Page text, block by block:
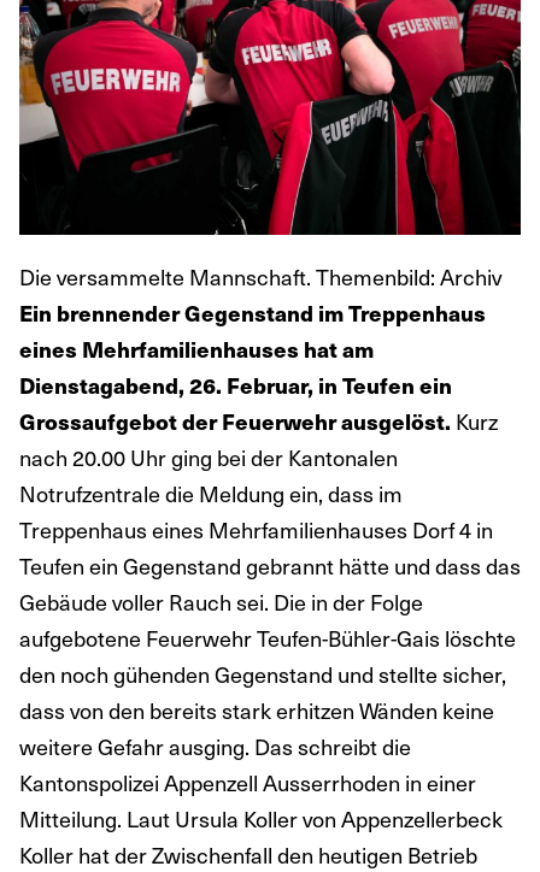
Die versammelte Mannschaft. Themenbild: Archiv
Ein brennender Gegenstand im Treppenhaus
eines Mehrfamilienhauses hat am
Dienstagabend, 26. Februar, in Teufen ein
Grossaufgebot der Feuerwehr ausgelöst. Kurz
nach 20.00 Uhr ging bei der Kantonalen
Notrufzentrale die Meldung ein, dass im
Treppenhaus eines Mehrfamilienhauses Dorf 4 in
Teufen ein Gegenstand gebrannt hätte und dass das
Gebäude voller Rauch sei. Die in der Folge
aufgebotene Feuerwehr Teufen-Bühler-Gais löschte
den noch gühenden Gegenstand und stellte sicher,
dass von den bereits stark erhitzen Wänden keine
weitere Gefahr ausging. Das schreibt die
Kantonspolizei Appenzell Ausserrhoden in einer
Mitteilung. Laut Ursula Koller von Appenzellerbeck
Koller hat der Zwischenfall den heutigen Betrieb